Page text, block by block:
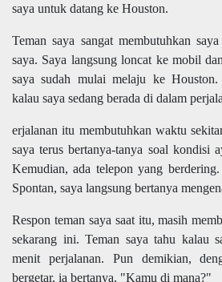
saya untuk datang ke Houston.
Teman saya sangat membutuhkan
saya. Saya langsung loncat ke mobil
saya sudah mulai melaju ke Houston.
kalau saya sedang berada di dalam
erjalanan itu membutuhkan waktu
saya terus bertanya-tanya soal kondisi
Kemudian, ada telepon yang
Spontan, saya langsung bertanya
Respon teman saya saat itu, masih
sekarang ini. Teman saya tahu kalau
menit perjalanan. Pun demikian,
bergetar, ia bertanya, "Kamu di mana?"